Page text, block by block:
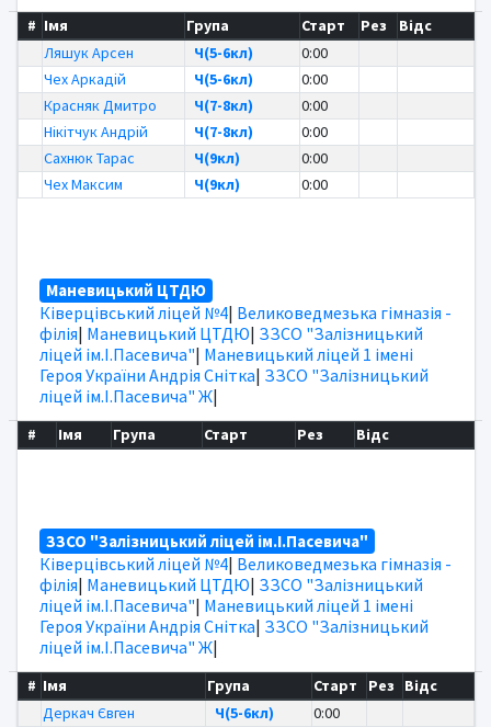
# Імя Група Старт Рез
Відс
Ляшук Арсен
Ч(5-6кл)
0:00
Чех Аркадій
Ч(5-6кл)
0:00
Красняк Дмитро
Ч(7-8кл)
0:00
Нікітчук Андрій
Ч(7-8кл)
0:00
Сахнюк Тарас
Ч(9кл)
0:00
Чех Максим
Ч(9кл) 0:00
Маневицький ЦТДЮ
Ківерцівський ліцей №4| Великоведмезька гімназія -
філія| Маневицький ЦТДЮ| ЗЗСО "Залізницький
ліцей ім.І.Пасевича"| Маневицький ліцей 1 імені
Героя України Андрія Снітка| ЗЗСО "Залізницький
ліцей ім.І.Пасевича" Ж|
# Імя Група Старт Рез Відс
ЗЗСО "Залізницький ліцей ім.І.Пасевича"
Ківерцівський ліцей №4| Великоведмезька гімназія -
філія| Маневицький ЦТДЮ| ЗЗСО "Залізницький
ліцей ім.І.Пасевича"| Маневицький ліцей 1 імені
Героя України Андрія Снітка| ЗЗСО "Залізницький
ліцей ім.І.Пасевича" Ж|
# Імя Група Старт Рез
Відс
Деркач Євген
Ч(5-6кл)
0:00